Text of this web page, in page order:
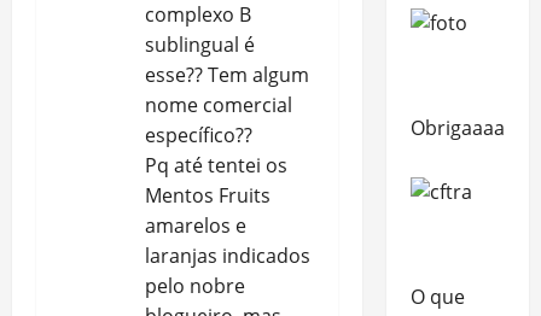
complexo B
sublingual é
esse?? Tem algum
nome comercial
específico??
Pq até tentei os
Mentos Fruits
amarelos e
laranjas indicados
pelo nobre
O que